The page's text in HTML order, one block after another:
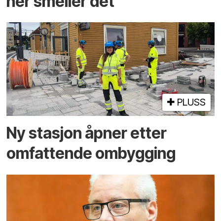
PLUSS
Ny stasjon åpner etter
omfattende ombygging